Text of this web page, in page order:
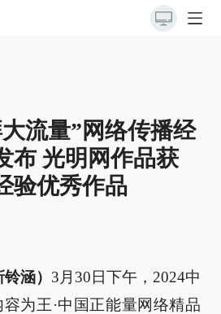
流量”网络传播经
布 光明网作品获
验优秀作品
涵） 3月30日下午，2024中
为王·中国正能量网络精品